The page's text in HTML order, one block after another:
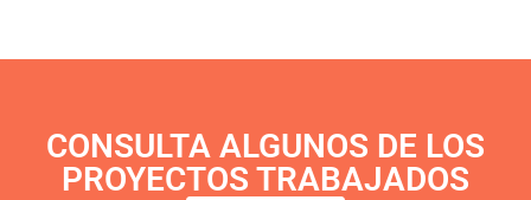
CONSULTA ALGUNOS DE LOS
PROYECTOS TRABAJADOS